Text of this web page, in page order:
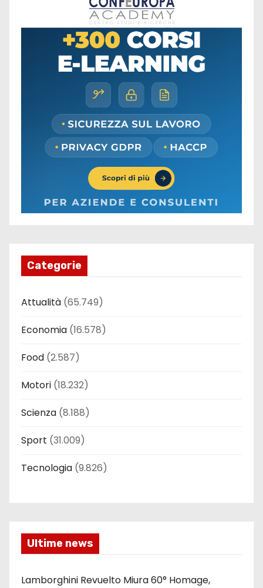
Categorie
Attualità (65.749)
Economia (16.578)
Food (2.587)
Motori (18.232)
Scienza (8.188)
Sport (31.009)
Tecnologia (9.826)
Ultime news
Lamborghini Revuelto Miura 60° Homage,